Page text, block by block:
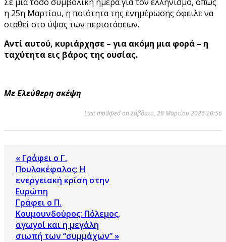
η 25η Μαρτίου, η ποιότητα της ενημέρωσης όφειλε να
σταθεί στο ύψος των περιστάσεων.
Αντί αυτού, κυριάρχησε – για ακόμη μια φορά – η
ταχύτητα εις βάρος της ουσίας.
Με Ελεύθερη σκέψη
Last modified on Σάββατο, 28 Μαρτίου 2026 20:56
« Γράφει ο Γ.
Πουλοκέφαλος: Η
ενεργειακή κρίση στην
Ευρώπη
Γράφει ο Π.
Κουμουνδούρος: Πόλεμος,
αγωγοί και η μεγάλη
σιωπή των “συμμάχων” »